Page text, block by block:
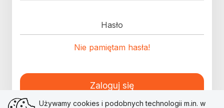
Hasło
Nie pamiętam hasła!
Zaloguj się
Używamy cookies i podobnych technologii m.in. w